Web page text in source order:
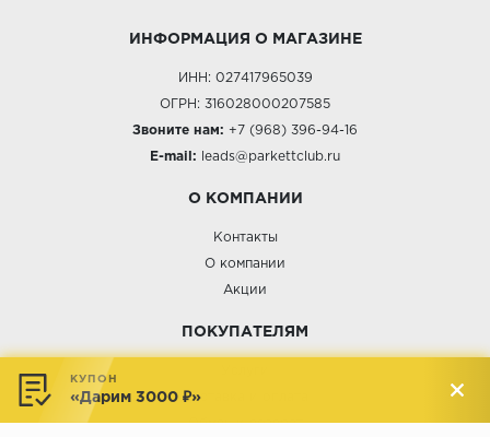
ИНФОРМАЦИЯ О МАГАЗИНЕ
ИНН: 027417965039
ОГРН: 316028000207585
Звоните нам: +7 (968) 396-94-16
E-mail: leads@parkettclub.ru
О КОМПАНИИ
Контакты
О компании
Акции
ПОКУПАТЕЛЯМ
Доставка и оплата
Обмен и возврат
КУПОН
«Дарим 3000 ₽»